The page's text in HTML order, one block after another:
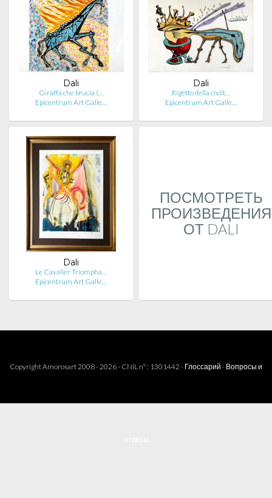
Dali
Giraffa che brucia (…
Epicentrum Art Galle…
Dali
Rigetto della civilt…
Epicentrum Art Galle…
Dali
Le Cavalier Triompha…
Epicentrum Art Galle…
ПОСМОТРЕТЬ
ПРОИЗВЕДЕНИЯ
ОТ DALI
Copyright Amorosart 2008 - 2026 - CNIL n° : 1301442 - Глоссарий - Вопросы и